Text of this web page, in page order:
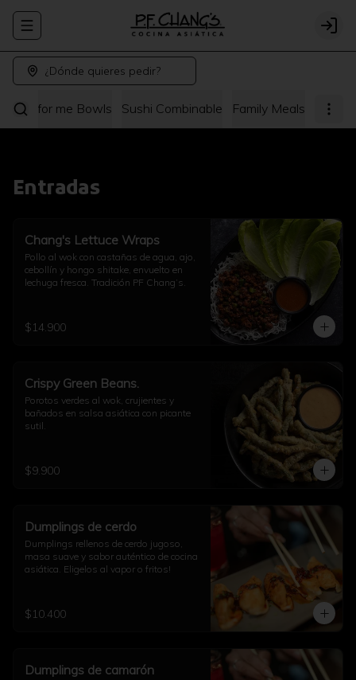
Abrir menu de navegación Login
¿Dónde quieres pedir?
for me Bowls Sushi Combinable Family Meals
Entradas
Chang's Lettuce Wraps
Pollo al wok con castañas de agua, ajo,
cebollín y hongo shitake, envuelto en
lechuga fresca. Tradición PF Chang’s.
$14.900
Crispy Green Beans.
Porotos verdes al wok, crujientes y
bañados en salsa asiática con picante
sutil.
$9.900
Dumplings de cerdo
Dumplings rellenos de cerdo jugoso,
masa suave y sabor auténtico de cocina
asiática. Eligelos al vapor o fritos!
$10.400
Dumplings de camarón